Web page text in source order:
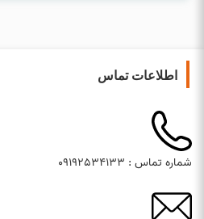
اطلاعات تماس
شماره تماس : 09192534133